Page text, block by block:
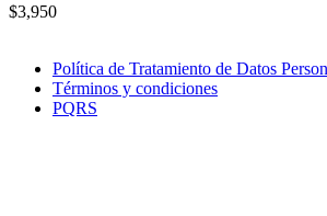
$3,950
Política de Tratamiento de Datos
Términos y condiciones
PQRS